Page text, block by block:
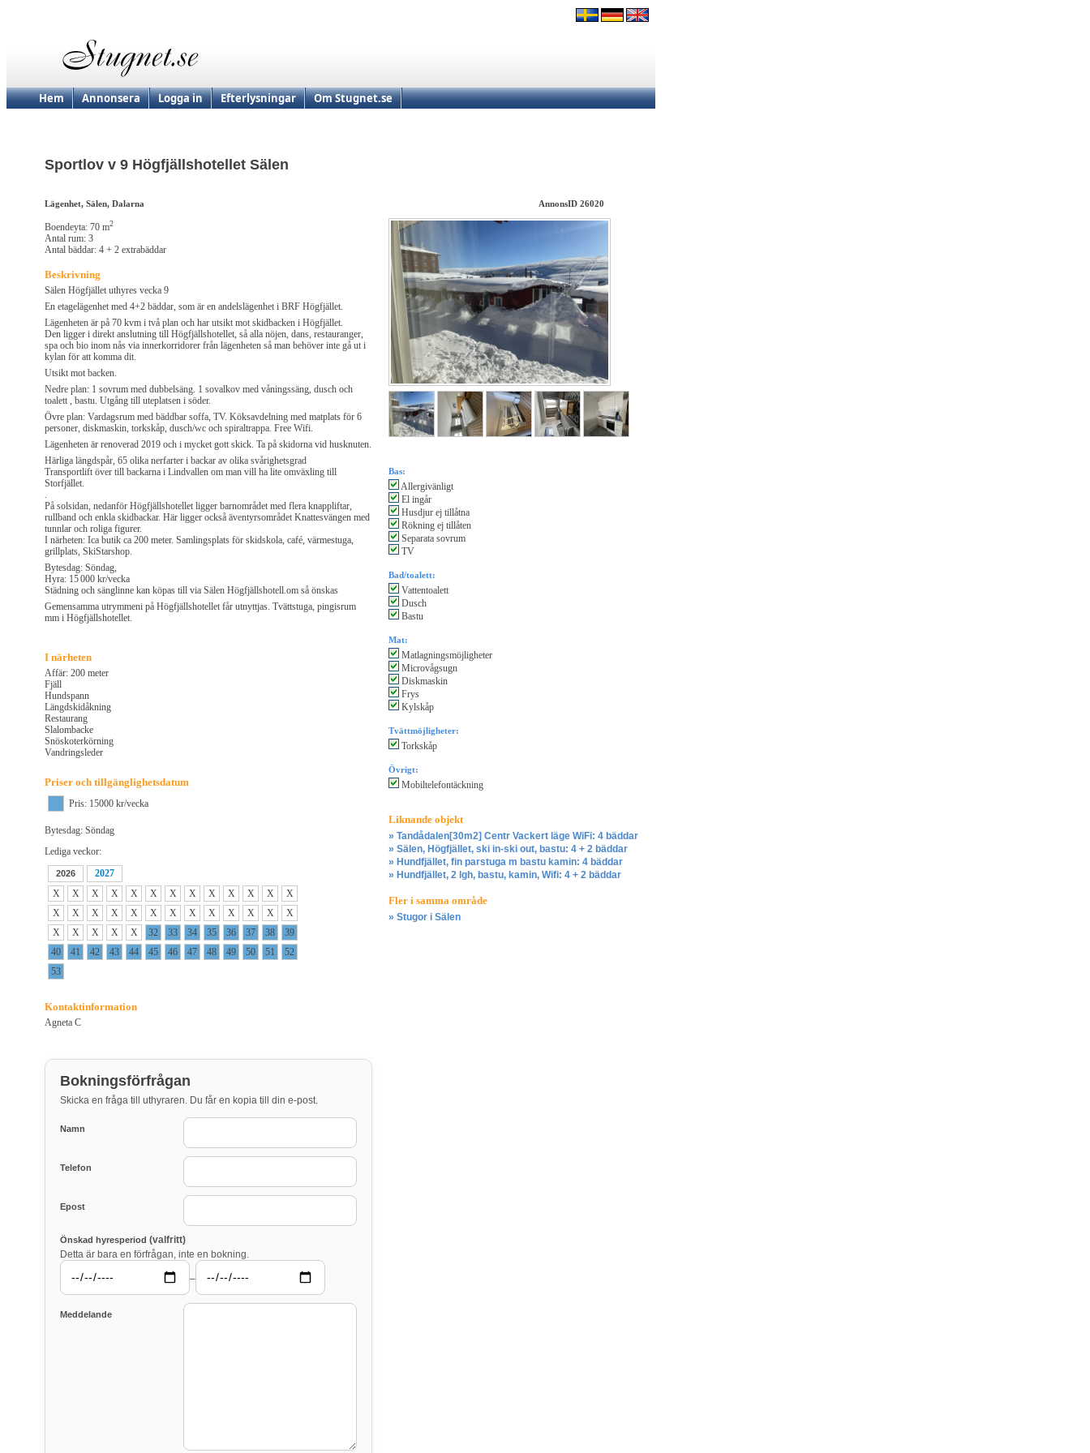
Hem Annonsera Logga in Efterlysningar Om Stugnet.se
Sportlov v 9 Högfjällshotellet Sälen
Lägenhet, Sälen, Dalarna AnnonsID 26020
Boendeyta: 70 m2
Antal rum: 3
Antal bäddar: 4 + 2 extrabäddar
Beskrivning
Sälen Högfjället uthyres vecka 9
En etagelägenhet med 4+2 bäddar, som är en andelslägenhet i BRF Högfjället.
Lägenheten är på 70 kvm i två plan och har utsikt mot skidbacken i Högfjället.
Den ligger i direkt anslutning till Högfjällshotellet, så alla nöjen, dans, restauranger,
spa och bio inom nås via innerkorridorer från lägenheten så man behöver inte gå ut i
kylan för att komma dit.
Utsikt mot backen.
Nedre plan: 1 sovrum med dubbelsäng. 1 sovalkov med våningssäng, dusch och
toalett , bastu. Utgång till uteplatsen i söder.
Övre plan: Vardagsrum med bäddbar soffa, TV. Köksavdelning med matplats för 6
personer, diskmaskin, torkskåp, dusch/wc och spiraltrappa. Free Wifi.
Lägenheten är renoverad 2019 och i mycket gott skick. Ta på skidorna vid husknuten.
Härliga längdspår, 65 olika nerfarter i backar av olika svårighetsgrad
Transportlift över till backarna i Lindvallen om man vill ha lite omväxling till
Storfjället.
.
På solsidan, nedanför Högfjällshotellet ligger barnområdet med flera knappliftar,
rullband och enkla skidbackar. Här ligger också äventyrsområdet Knattesvängen med
tunnlar och roliga figurer.
I närheten: Ica butik ca 200 meter. Samlingsplats för skidskola, café, värmestuga,
grillplats, SkiStarshop.
Bytesdag: Söndag,
Hyra: 15 000 kr/vecka
Städning och sänglinne kan köpas till via Sälen Högfjällshotell.om så önskas
Gemensamma utrymmeni på Högfjällshotellet får utnyttjas. Tvättstuga, pingisrum
mm i Högfjällshotellet.
I närheten
Affär: 200 meter
Fjäll
Hundspann
Längdskidåkning
Restaurang
Slalombacke
Snöskoterkörning
Vandringsleder
Priser och tillgänglighetsdatum
Pris: 15000 kr/vecka
Bytesdag: Söndag
Lediga veckor:
2026
2027
X
X X X X X X X X X X X
X
X
X X X X X X X X X X X
X
X
X X X X 32 33 34 35 36 37 38
39
40
41 42 43 44 45 46 47 48 49 50 51
52
53
Kontaktinformation
Agneta C
Bokningsförfrågan
Skicka en fråga till uthyraren. Du får en kopia till din e-post.
Namn
Telefon
Epost
Önskad hyresperiod (valfritt)
Detta är bara en förfrågan, inte en bokning.
–
Meddelande
Bas:
Allergivänligt
El ingår
Husdjur ej tillåtna
Rökning ej tillåten
Separata sovrum
TV
Bad/toalett:
Vattentoalett
Dusch
Bastu
Mat:
Matlagningsmöjligheter
Microvågsugn
Diskmaskin
Frys
Kylskåp
Tvättmöjligheter:
Torkskåp
Övrigt:
Mobiltelefontäckning
Liknande objekt
» Tandådalen[30m2] Centr Vackert läge WiFi: 4 bäddar
» Sälen, Högfjället, ski in-ski out, bastu: 4 + 2 bäddar
» Hundfjället, fin parstuga m bastu kamin: 4 bäddar
» Hundfjället, 2 lgh, bastu, kamin, Wifi: 4 + 2 bäddar
Fler i samma område
» Stugor i Sälen